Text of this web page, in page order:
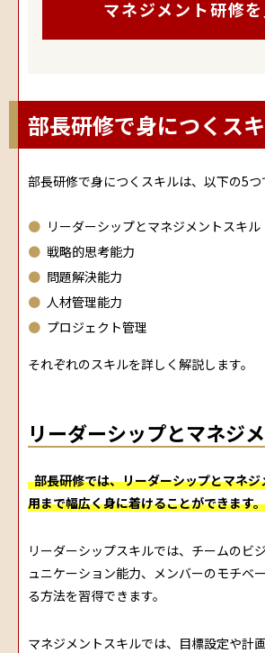
マネジメント研修
部長研修で身につくス
部長研修で身につくスキルは、以下の5つ
リーダーシップとマネジメントスキル
戦略的思考能力
問題解決能力
人材管理能力
プロジェクト管理
それぞれのスキルを詳しく解説します。
リーダーシップとマネジ
部長研修では、リーダーシップとマネ
用まで幅広く身に着けることができます。
リーダーシップスキルでは、チームのビ
ュニケーション能力、メンバーのモチベ
る方法を習得できます。
マネジメントスキルでは、目標設定や計